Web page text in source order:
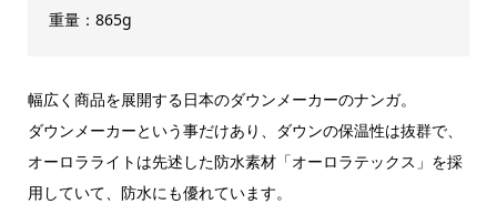
重量：865g
幅広く商品を展開する日本のダウンメーカーのナンガ。
ダウンメーカーという事だけあり、ダウンの保温性は抜群で、
オーロラライトは先述した防水素材「オーロラテックス」を採
用していて、防水にも優れています。